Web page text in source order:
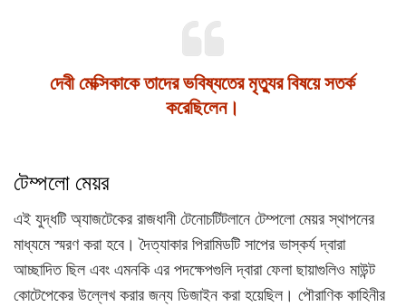
দেবী মেক্সিকাকে তাদের ভবিষ্যতের মৃত্যুর বিষয়ে সতর্ক
করেছিলেন।
টেম্পলো মেয়র
এই যুদ্ধটি অ্যাজটেকের রাজধানী টেনোচটিটলানে টেম্পলো মেয়র স্থাপনের
মাধ্যমে স্মরণ করা হবে। দৈত্যাকার পিরামিডটি সাপের ভাস্কর্য দ্বারা
আচ্ছাদিত ছিল এবং এমনকি এর পদক্ষেপগুলি দ্বারা ফেলা ছায়াগুলিও মাউন্ট
কোটেপেকের উল্লেখ করার জন্য ডিজাইন করা হয়েছিল। পৌরাণিক কাহিনীর